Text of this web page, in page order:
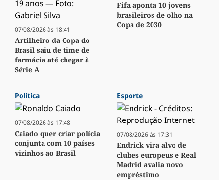
07/08/2026 às 18:41
Artilheiro da Copa do
Brasil saiu de time de
farmácia até chegar à
Série A
Fifa aponta 10 jovens
brasileiros de olho na
Copa de 2030
Política
07/08/2026 às 17:48
Caiado quer criar polícia
conjunta com 10 países
vizinhos ao Brasil
Esporte
07/08/2026 às 17:31
Endrick vira alvo de
clubes europeus e Real
Madrid avalia novo
empréstimo